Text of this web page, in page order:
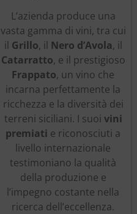
L’azienda produce una
vasta gamma di vini, tra cui
il Grillo, il Nero d’Avola, il
Catarratto, e il prestigioso
Frappato, un vino che
incarna perfettamente la
ricchezza e la diversità dei
terreni siciliani. I suoi vini
premiati e riconosciuti a
livello internazionale
testimoniano la qualità
della produzione e
l’impegno costante nella
ricerca dell’eccellenza.